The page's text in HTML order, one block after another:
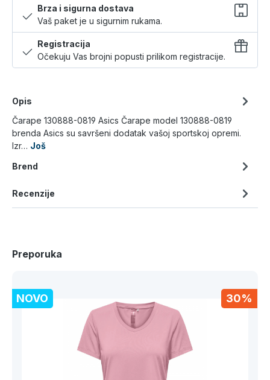
Brza i sigurna dostava
Vaš paket je u sigurnim rukama.
Registracija
Očekuju Vas brojni popusti prilikom registracije.
Opis
Čarape 130888-0819 Asics Čarape model 130888-0819
brenda Asics su savršeni dodatak vašoj sportskoj opremi.
Izr… Još
Brend
Recenzije
Preporuka
30%
NOVO